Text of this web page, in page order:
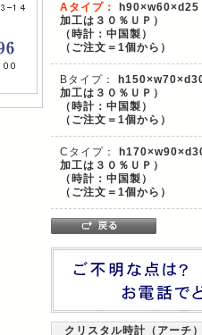
Aタイプ：
h90×w60×d25
加工は３０％ＵＰ）
（時計：中国製）
（ご注文＝1個から）
Bタイプ：
加工は３０％ＵＰ）
（時計：中国製）
（ご注文＝1個から）
Cタイプ：
加工は３０％ＵＰ）
（時計：中国製）
（ご注文＝1個から）
クリスタル時計（アーチ）